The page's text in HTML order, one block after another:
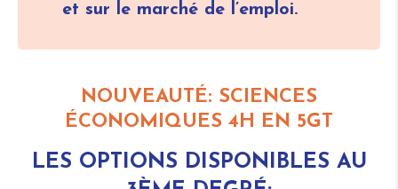
et sur le marché de l’emploi.
NOUVEAUTÉ: SCIENCES
ÉCONOMIQUES 4H EN 5GT
LES OPTIONS DISPONIBLES AU